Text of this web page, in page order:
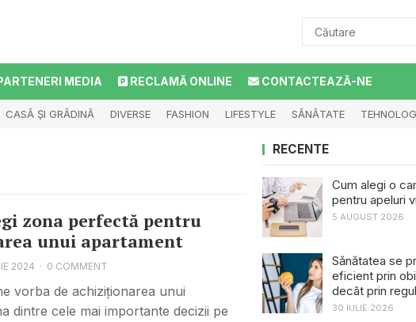
MEDIA RECLAMĂ ONLINE CONTACTEAZĂ-NE
CASĂ ȘI GRĂDINĂ DIVERSE FASHION LIFESTYLE SĂNĂTATE
zona perfectă pentru
unui apartament
2024 · 0 COMMENT
vorba de achiziționarea unui
dintre cele mai importante decizii pe
RECENTE
Cum alegi o
pentru apeluri
5 AUGUST 2026
Sănătatea se
eficient prin
decât prin
menținut
30 IULIE 2026